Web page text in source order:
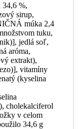
%,
sirup,
múka 2,4
tuku,
jedlá soľ,
aróma,
extrakt),
vitamíny
(kyselina
cholekalciferol
v celom
34,6 g